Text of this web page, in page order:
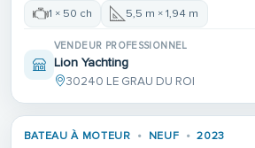
1 × 50 ch 5,5 m × 1,94 m
VENDEUR PROFESSIONNEL
Lion Yachting
30240 LE GRAU DU ROI
BATEAU À MOTEUR NEUF 2023